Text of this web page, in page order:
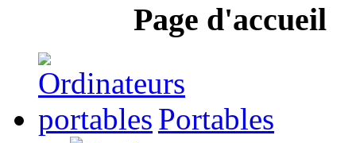
Page d'accueil
Portables